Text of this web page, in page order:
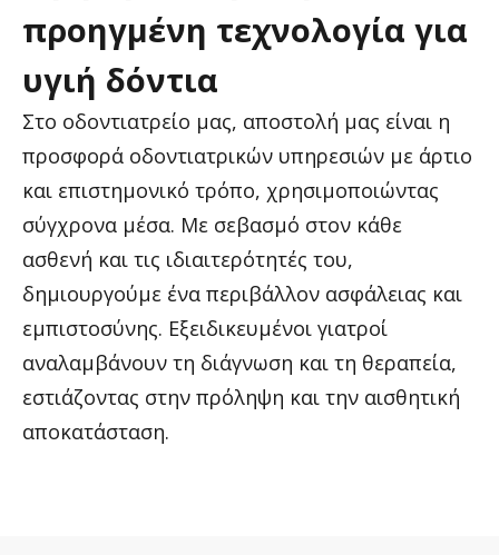
προηγμένη τεχνολογία για
υγιή δόντια
Στο οδοντιατρείο μας, αποστολή μας είναι η
προσφορά οδοντιατρικών υπηρεσιών με άρτιο
και επιστημονικό τρόπο, χρησιμοποιώντας
σύγχρονα μέσα. Με σεβασμό στον κάθε
ασθενή και τις ιδιαιτερότητές του,
δημιουργούμε ένα περιβάλλον ασφάλειας και
εμπιστοσύνης. Εξειδικευμένοι γιατροί
αναλαμβάνουν τη διάγνωση και τη θεραπεία,
εστιάζοντας στην πρόληψη και την αισθητική
αποκατάσταση.